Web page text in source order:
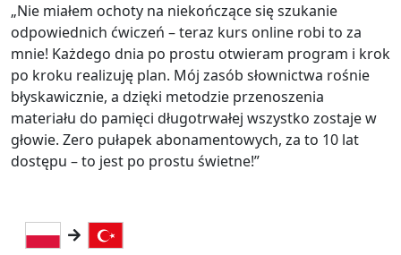
„Nie miałem ochoty na niekończące się szukanie
odpowiednich ćwiczeń – teraz kurs online robi to za
mnie! Każdego dnia po prostu otwieram program i krok
po kroku realizuję plan. Mój zasób słownictwa rośnie
błyskawicznie, a dzięki metodzie przenoszenia
materiału do pamięci długotrwałej wszystko zostaje w
głowie. Zero pułapek abonamentowych, za to 10 lat
dostępu – to jest po prostu świetne!”